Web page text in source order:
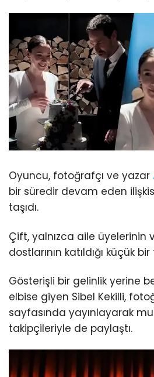
Oyuncu, fotoğrafçı ve yazar
bir süredir devam eden
taşıdı.
Çift, yalnızca aile üyelerinin
dostlarının katıldığı küçük
Gösterişli bir gelinlik yerine
elbise giyen Sibel Kekilli,
sayfasında yayınlayarak
takipçileriyle de paylaştı.